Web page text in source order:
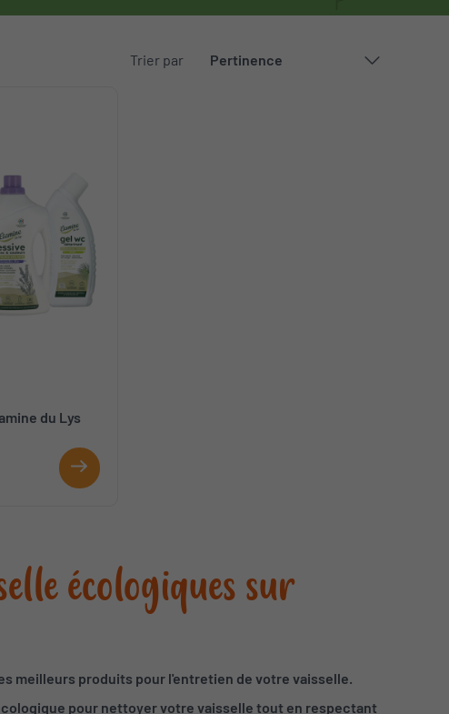
Trier par
du Lys
écologiques sur
meilleurs produits pour l'entretien de votre vaisselle.
pour nettoyer votre vaisselle tout en respectant